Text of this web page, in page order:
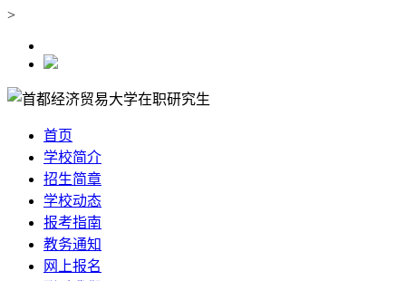
>
首页
学校简介
招生简章
学校动态
报考指南
教务通知
网上报名